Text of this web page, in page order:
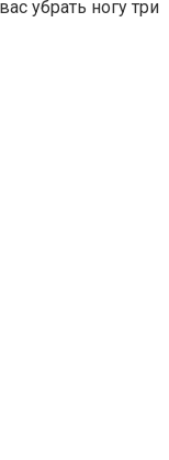
убрать ногу три